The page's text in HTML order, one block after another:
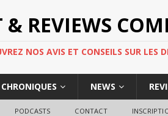
REVIEWS
NOS AVIS ET CONSEILS SUR LES
CHRONIQUES NEWS
PODCASTS CONTACT